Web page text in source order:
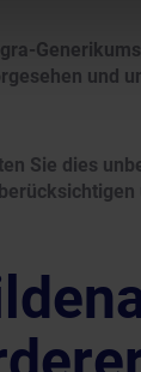
und
Sie dies